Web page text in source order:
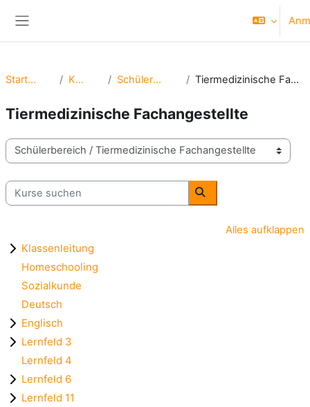
Startseite Kurse Schülerbereich Tiermedizinische Fachangestellte
Tiermedizinische Fachangestellte
Kursbereiche
Kurse suchen
Kurse suchen
Alles aufklappen
Klassenleitung
Homeschooling
Sozialkunde
Deutsch
Englisch
Lernfeld 3
Lernfeld 4
Lernfeld 6
Lernfeld 11